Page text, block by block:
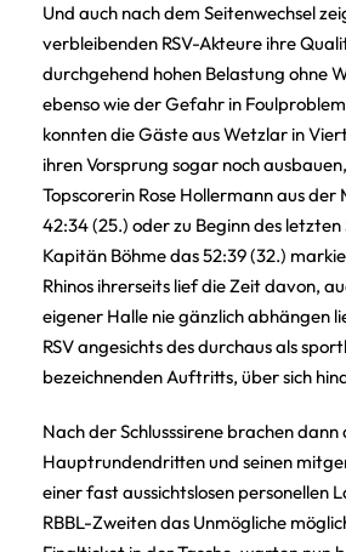
Und auch nach dem Seitenwechsel
verbleibenden RSV-Akteure ihre
durchgehend hohen Belastung ohne
ebenso wie der Gefahr in
konnten die Gäste aus Wetzlar in
ihren Vorsprung sogar noch
Topscorerin Rose Hollermann aus
42:34 (25.) oder zu Beginn des
Kapitän Böhme das 52:39 (32.)
Rhinos ihrerseits lief die Zeit davon,
eigener Halle nie gänzlich abhängen
RSV angesichts des durchaus als
bezeichnenden Auftritts, über sich
Nach der Schlusssirene brachen
Hauptrundendritten und seinen
einer fast aussichtslosen personellen
RBBL-Zweiten das Unmögliche